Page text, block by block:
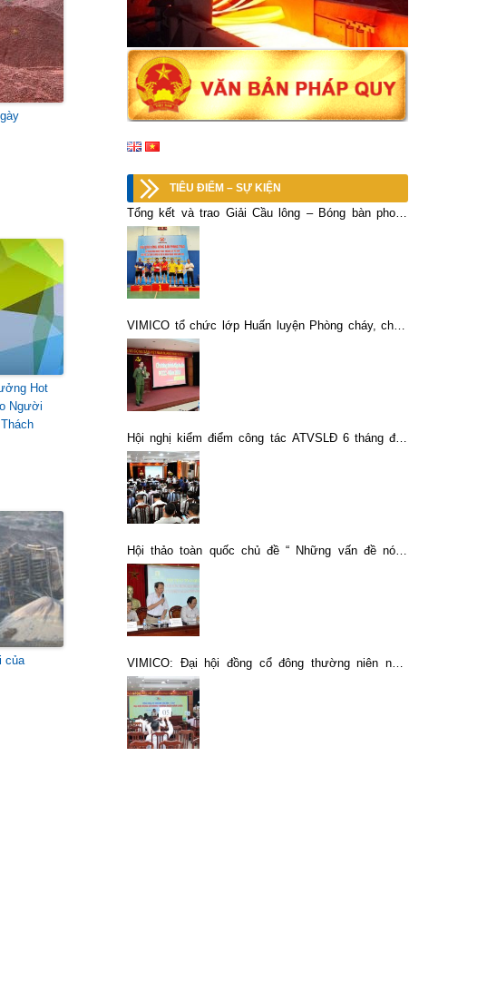
Hot
Người
của
TIÊU ĐIỂM – SỰ KIỆN
Tổng kết và trao Giải Cầu lông – Bóng bàn phong
trào TKV Khu vực các đơn vị vùng Hà Nội và ngoài
Quảng Ninh năm 2025
VIMICO tổ chức lớp Huấn luyện Phòng cháy, chữa
cháy năm 2016
Hội nghị kiểm điểm công tác ATVSLĐ 6 tháng đầu
năm 2020
Hội thảo toàn quốc chủ đề “ Những vấn đề nóng
trong khai thác Khoáng sản ở Việt Nam hiện nay, giải
pháp khắc phục”
VIMICO: Đại hội đồng cổ đông thường niên năm
2025